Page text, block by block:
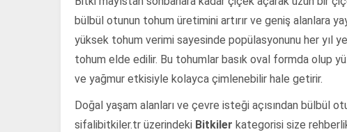
bülbül otunun tohum üretimini artırır ve geniş alanlara
yüksek tohum verimi sayesinde popülasyonunu her yıl
tohum elde edilir. Bu tohumlar basık oval formda olup
ve yağmur etkisiyle kolayca çimlenebilir hale getirir.
Doğal yaşam alanları ve çevre isteği açısından bülbül
sifalibitkiler.tr üzerindeki Bitkiler kategorisi size